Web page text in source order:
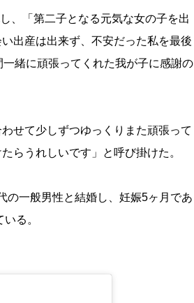
「第二子となる元気な女の子を出
出産は出来ず、不安だった私を最後
緒に頑張ってくれた我が子に感謝の
せて少しずつゆっくりまた頑張って
らうれしいです」と呼び掛けた。
一般男性と結婚し、妊娠5ヶ月であ
る。